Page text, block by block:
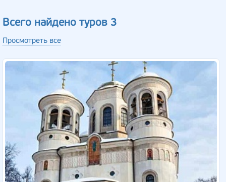
Всего найдено туров 3
Просмотреть все